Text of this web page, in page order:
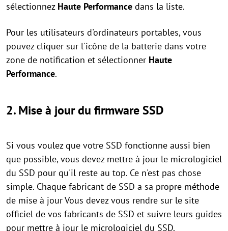
sélectionnez Haute Performance dans la liste.
Pour les utilisateurs d'ordinateurs portables, vous
pouvez cliquer sur l'icône de la batterie dans votre
zone de notification et sélectionner Haute
Performance.
2. Mise à jour du firmware SSD
Si vous voulez que votre SSD fonctionne aussi bien
que possible, vous devez mettre à jour le micrologiciel
du SSD pour qu'il reste au top. Ce n'est pas chose
simple. Chaque fabricant de SSD a sa propre méthode
de mise à jour Vous devez vous rendre sur le site
officiel de vos fabricants de SSD et suivre leurs guides
pour mettre à jour le micrologiciel du SSD.